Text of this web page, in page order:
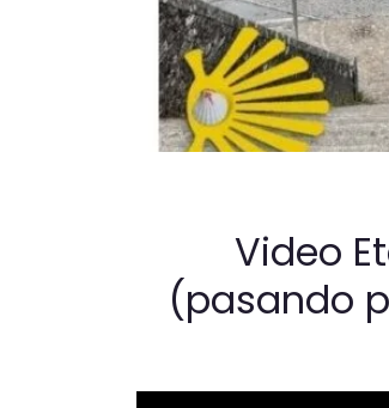
Video
(pasando